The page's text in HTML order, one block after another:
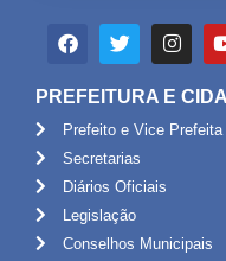
PREFEITURA E
Prefeito e Vice Prefeita
Secretarias
Diários Oficiais
Legislação
Conselhos Municipais